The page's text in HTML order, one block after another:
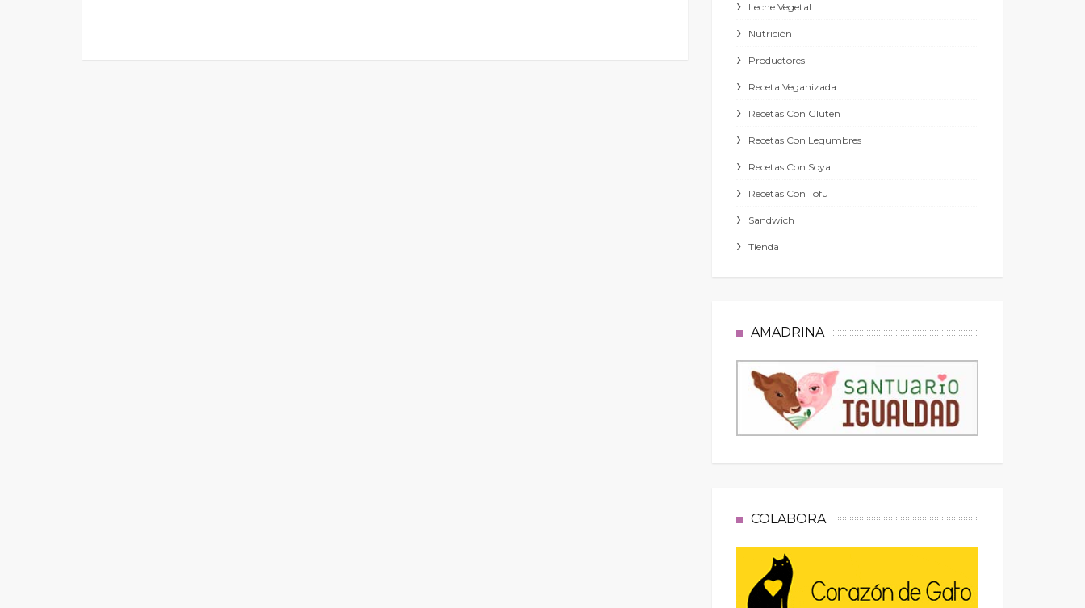
Leche Vegetal
Nutrición
Productores
Receta Veganizada
Recetas Con Gluten
Recetas Con Legumbres
Recetas Con Soya
Recetas Con Tofu
Sandwich
Tienda
AMADRINA
COLABORA